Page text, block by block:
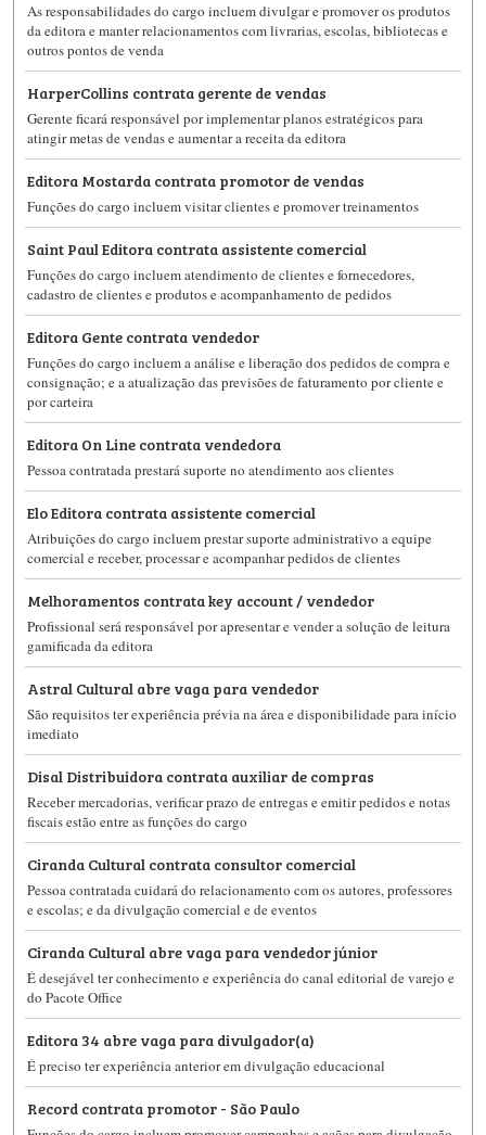
As responsabilidades do cargo incluem divulgar e promover os produtos
da editora e manter relacionamentos com livrarias, escolas, bibliotecas e
outros pontos de venda
HarperCollins contrata gerente de vendas
Gerente ficará responsável por implementar planos estratégicos para
atingir metas de vendas e aumentar a receita da editora
Editora Mostarda contrata promotor de vendas
Funções do cargo incluem visitar clientes e promover treinamentos
Saint Paul Editora contrata assistente comercial
Funções do cargo incluem atendimento de clientes e fornecedores,
cadastro de clientes e produtos e acompanhamento de pedidos
Editora Gente contrata vendedor
Funções do cargo incluem a análise e liberação dos pedidos de compra e
consignação; e a atualização das previsões de faturamento por cliente e
por carteira
Editora On Line contrata vendedora
Pessoa contratada prestará suporte no atendimento aos clientes
Elo Editora contrata assistente comercial
Atribuições do cargo incluem prestar suporte administrativo a equipe
comercial e receber, processar e acompanhar pedidos de clientes
Melhoramentos contrata key account / vendedor
Profissional será responsável por apresentar e vender a solução de leitura
gamificada da editora
Astral Cultural abre vaga para vendedor
São requisitos ter experiência prévia na área e disponibilidade para início
imediato
Disal Distribuidora contrata auxiliar de compras
Receber mercadorias, verificar prazo de entregas e emitir pedidos e notas
fiscais estão entre as funções do cargo
Ciranda Cultural contrata consultor comercial
Pessoa contratada cuidará do relacionamento com os autores, professores
e escolas; e da divulgação comercial e de eventos
Ciranda Cultural abre vaga para vendedor júnior
É desejável ter conhecimento e experiência do canal editorial de varejo e
do Pacote Office
Editora 34 abre vaga para divulgador(a)
É preciso ter experiência anterior em divulgação educacional
Record contrata promotor - São Paulo